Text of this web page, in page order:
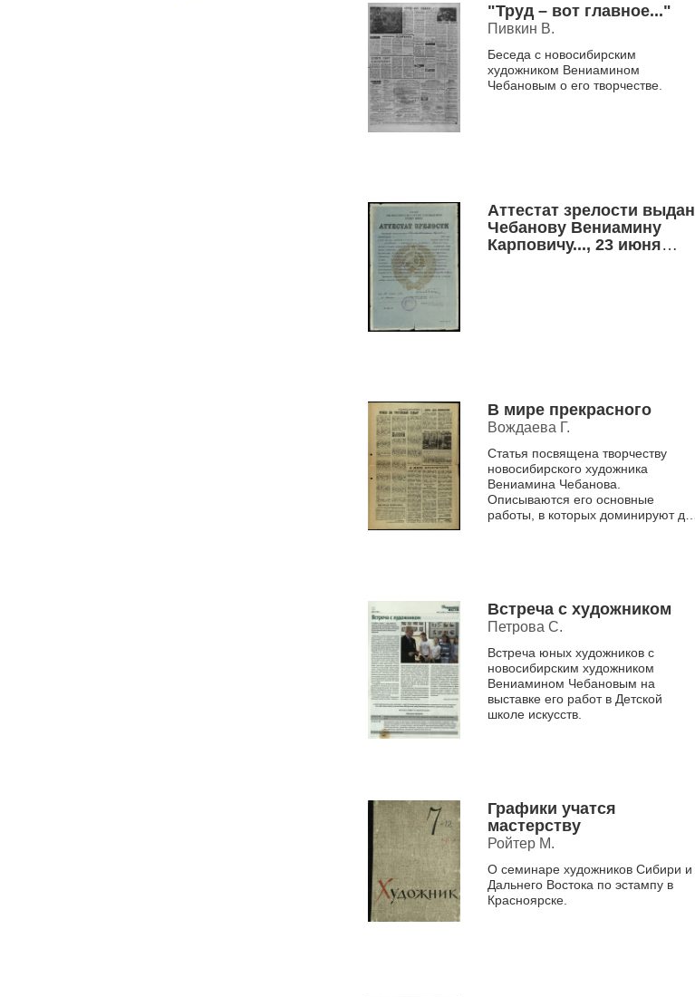
"Труд – вот главное..."
Пивкин В.
Беседа с новосибирским
художником Вениамином
Чебановым о его творчестве.
Аттестат зрелости выдан
Чебанову Вениамину
Карповичу..., 23 июня
В мире прекрасного
Вождаева Г.
Статья посвящена творчеству
новосибирского художника
Вениамина Чебанова.
Описываются его основные
работы, в которых доминируют две
Встреча с художником
Петрова С.
Встреча юных художников с
новосибирским художником
Вениамином Чебановым на
выставке его работ в Детской
школе искусств.
Графики учатся
мастерству
Ройтер М.
О семинаре художников Сибири и
Дальнего Востока по эстампу в
Красноярске.